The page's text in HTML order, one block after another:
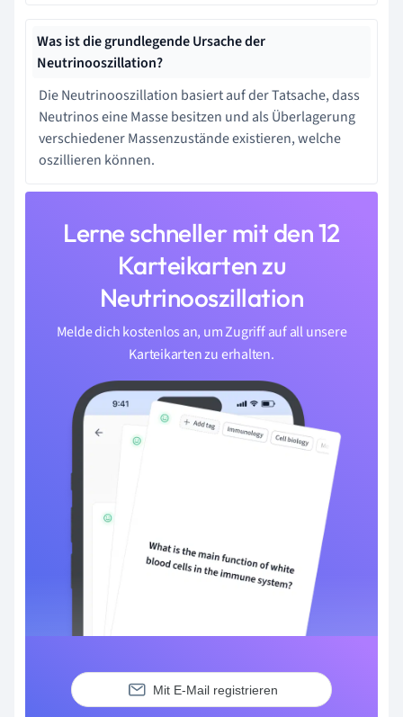
Was ist die grundlegende Ursache der
Neutrinooszillation?
Die Neutrinooszillation basiert auf der Tatsache, dass
Neutrinos eine Masse besitzen und als Überlagerung
verschiedener Massenzustände existieren, welche
oszillieren können.
Lerne schneller mit den 12
Karteikarten zu
Neutrinooszillation
Melde dich kostenlos an, um Zugriff auf all unsere
Karteikarten zu erhalten.
Mit E-Mail registrieren